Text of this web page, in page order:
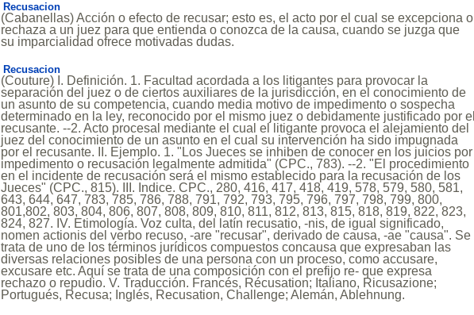
Recusacion
(Cabanellas) Acción o efecto de recusar; esto es, el acto por el cual se excepciona o
rechaza a un juez para que entienda o conozca de la causa, cuando se juzga que
su imparcialidad ofrece motivadas dudas.
Recusacion
(Couture) I. Definición. 1. Facultad acordada a los litigantes para provocar la
separación del juez o de ciertos auxiliares de la jurisdicción, en el conocimiento de
un asunto de su competencia, cuando media motivo de impedimento o sospecha
determinado en la ley, reconocido por el mismo juez o debidamente justificado por el
recusante. --2. Acto procesal mediante el cual el litigante provoca el alejamiento del
juez del conocimiento de un asunto en el cual su intervención ha sido impugnada
por el recusante. II. Ejemplo. 1. "Los Jueces se inhiben de conocer en los juicios por
impedimento o recusación legalmente admitida" (CPC., 783). --2. "El procedimiento
en el incidente de recusación será el mismo establecido para la recusación de los
Jueces" (CPC., 815). III. Indice. CPC., 280, 416, 417, 418, 419, 578, 579, 580, 581,
643, 644, 647, 783, 785, 786, 788, 791, 792, 793, 795, 796, 797, 798, 799, 800,
801,802, 803, 804, 806, 807, 808, 809, 810, 811, 812, 813, 815, 818, 819, 822, 823,
824, 827. IV. Etimología. Voz culta, del latín recusatio, -nis, de igual significado,
nomen actionis del verbo recuso, -are "recusar", derivado de causa, -ae "causa". Se
trata de uno de los términos jurídicos compuestos concausa que expresaban las
diversas relaciones posibles de una persona con un proceso, como accusare,
excusare etc. Aquí se trata de una composición con el prefijo re- que expresa
rechazo o repudio. V. Traducción. Francés, Récusation; Italiano, Ricusazione;
Portugués, Recusa; Inglés, Recusation, Challenge; Alemán, Ablehnung.